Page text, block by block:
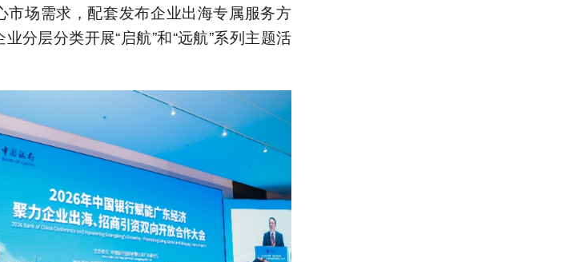
市场需求，配套发布企业出海专属服务方
分层分类开展“启航”和“远航”系列主题活